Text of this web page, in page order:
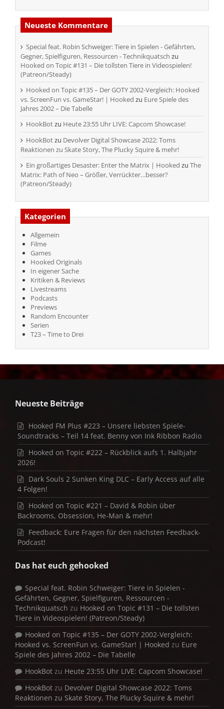
Neueste Kommentare
Special feat. Robin Schweiger: Tiere in Spielen - Gefährten,
Gegner, Spielfiguren, Ressourcen - Technikquatsch zu
Hooked on Topic #131 – Die tollsten Tiere in Videospielen!
(Patreon/Steady)
Hooked on Topic #135 – Der GOTY 2002-Vergleich: Hooked
vs. ScreenFun vs. GameStar! | Hooked zu Eure Spiele des
Jahres 2002 – Die Tabelle
HookBotzu Heute 23:55 Uhr LIVE: Capcom Showcase!
HookBotzu Devolver Digital Showcase 2022: Toms
Reaktionen zu Skate Story, The Plucky Squire & mehr!
Ein großartiges Desaster: Enter the Matrix | Hooked zu The
Matrix: Path of Neo – Größer, Verrückter…besser?
(Patreon/Steady)
Kategorien
Allgemein
Filme
Games
Hooked Originals
In eigener Sache
Kritiken & Reviews
Livestreams
Podcasts
Previews
Random Encounter
Serien
T23 – Time to Drei
Neueste Beiträge
Hooked FM Plus #223 – Unsere liebsten Spiele-
Soundtracks – Teil 14 feat. Benny von Ink Ribbon Radio
Hooked on Topic #222 – Rückblick aufs 1. Halbjahr
2026!
Dark Souls 2 Sunken King DLC – Early Access auf alle
4 Folgen!
Hooked on Topic #221 – David & Robin über
Backrooms, Obsession, He-Man & mehr!
Feedback: Eure Fragen für den nächsten Feedback-
Podcast!
Das hat euch gehooked
Special feat. Robin Schweiger: Tiere in Spielen -
Gefährten, Gegner, Spielfiguren, Ressourcen -
Technikquatsch zu Hooked on Topic #131 – Die tollsten
Tiere in Videospielen! (Patreon/Steady)
Hooked on Topic #135 – Der GOTY 2002-Vergleich:
Hooked vs. ScreenFun vs. GameStar! | Hooked zu Eure
Spiele des Jahres 2002 – Die Tabelle
HookBot zu Heute 23:55 Uhr LIVE: Capcom Showcase!
HookBot zu Devolver Digital Showcase 2022: Toms
Reaktionen zu Skate Story, The Plucky Squire & mehr!